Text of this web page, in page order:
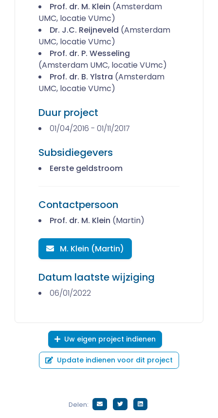
Prof. dr. M. Klein (Amsterdam
UMC, locatie VUmc)
Dr. J.C. Reijneveld (Amsterdam
UMC, locatie VUmc)
Prof. dr. P. Wesseling
(Amsterdam UMC, locatie VUmc)
Prof. dr. B. Ylstra (Amsterdam
UMC, locatie VUmc)
Duur project
01/04/2016 - 01/11/2017
Subsidiegevers
Eerste geldstroom
Contactpersoon
Prof. dr. M. Klein (Martin)
M. Klein (Martin)
Datum laatste wijziging
06/01/2022
Uw eigen project indienen
Update indienen voor dit project
Delen: